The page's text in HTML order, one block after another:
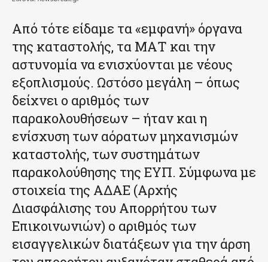
Από τότε είδαμε τα «εμφανή» όργανα
της καταστολής, τα ΜΑΤ και την
αστυνομία να ενισχύονται με νέους
εξοπλισμούς. Ωστόσο μεγάλη – όπως
δείχνει ο αριθμός των
παρακολουθήσεων – ήταν και η
ενίσχυση των αόρατων μηχανισμών
καταστολής, των συστημάτων
παρακολούθησης της ΕΥΠ. Σύμφωνα με
στοιχεία της ΑΔΑΕ (Αρχής
Διασφάλισης του Απορρήτου των
Επικοινωνιών) ο αριθμός των
εισαγγελικών διατάξεων για την άρση